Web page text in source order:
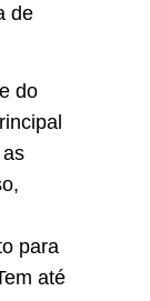
de
do
para
até